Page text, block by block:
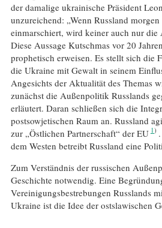
der damalige ukrainische Präsident
unzureichend: „Wenn Russland
einmarschiert, wird keiner auch nur die
Diese Aussage Kutschmas vor 20
prophetisch erweisen. Es stellt sich die
die Ukraine mit Gewalt in seinem
Angesichts der Aktualität des Themas
zunächst die Außenpolitik Russlands
erläutert. Daran schließen sich die
postsowjetischen Raum an. Russland
zur „Östlichen Partnerschaft“ der EU 1
dem Westen betreibt Russland eine
Zum Verständnis der russischen
Geschichte notwendig. Eine
Vereinigungsbestrebungen Russlands
Ukraine ist die Idee der ostslawischen